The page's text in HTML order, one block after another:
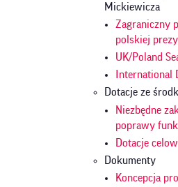
Mickiewicza
Zagraniczny
polskiej
UK/Poland
International
Dotacje ze
Niezbędne
poprawy
Dotacje
Dokumenty
Koncepcja